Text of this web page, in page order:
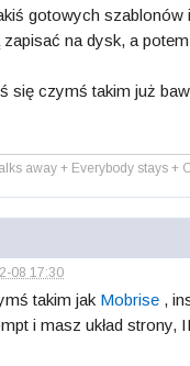
gotowych szablonów
na dysk, a
się czymś takim już
away + Everybody stays +
08 17:30
takim jak Mobrise ,
i masz układ